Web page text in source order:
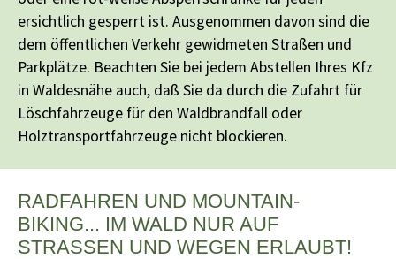
ersichtlich gesperrt ist. Ausgenommen davon sind die
dem öffentlichen Verkehr gewidmeten Straßen und
Parkplätze. Beachten Sie bei jedem Abstellen Ihres Kfz
in Waldesnähe auch, daß Sie da durch die Zufahrt für
Löschfahrzeuge für den Waldbrandfall oder
Holztransportfahrzeuge nicht blockieren.
RADFAHREN UND MOUNTAIN-
BIKING... IM WALD NUR AUF
STRASSEN UND WEGEN ERLAUBT!